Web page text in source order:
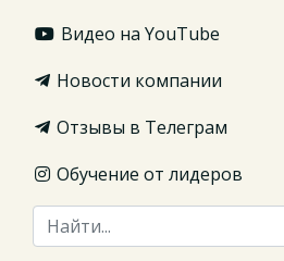
Видео на YouTube
Новости компании
Отзывы в Телеграм
Обучение от лидеров